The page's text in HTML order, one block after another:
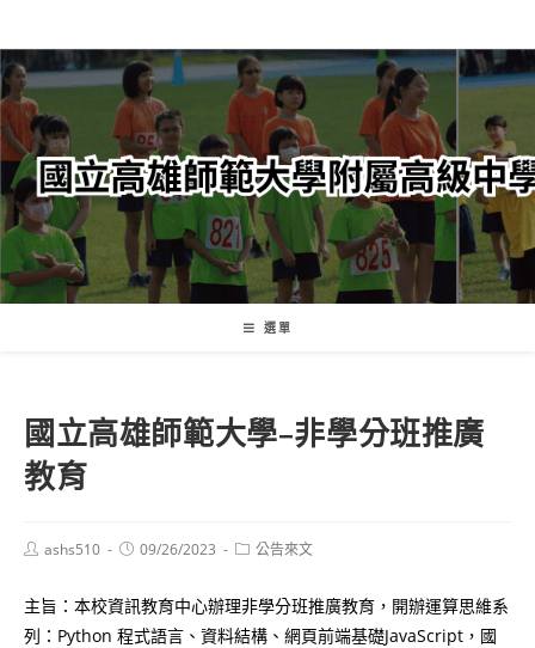
轉
至
主
要
內
容
選單
國立高雄師範大學–非學分班推廣
教育
Postashs510
Post09/26/2023
Post公告來文
主旨：本校資訊教育中心辦理非學分班推廣教育，開辦運算思維系
列：Python 程式語言、資料結構、網頁前端基礎JavaScript，國